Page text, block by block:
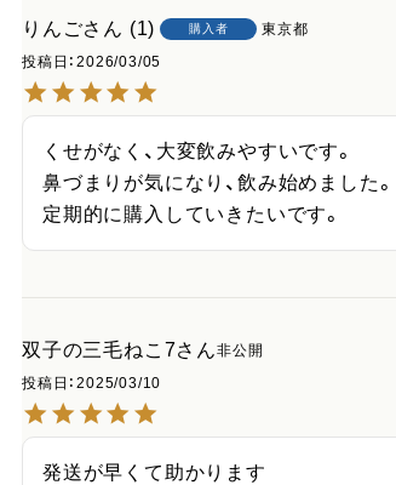
りんご 1 購入者
東京都
投稿日
2026/03/05
くせがなく、大変飲みやすいです。
鼻づまりが気になり、飲み始めました。
定期的に購入していきたいです。
双子の三毛ねこ7
非公開
投稿日
2025/03/10
発送が早くて助かります